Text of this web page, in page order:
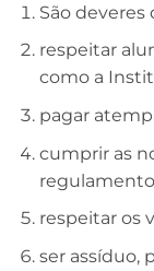
São deveres
respeitar
como a
pagar
cumprir as
respeitar os
ser assíduo,